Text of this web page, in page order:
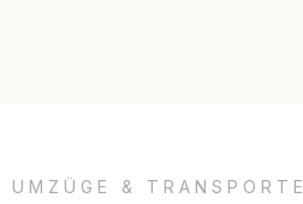
UMZÜGE & TRANSPORTE